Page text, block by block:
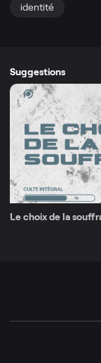
identité
Suggestions
Le choix de la